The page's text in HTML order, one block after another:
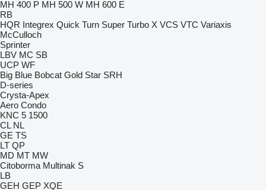
MH 400 P MH 500 W MH 600 E
RB
HQR Integrex Quick Turn Super Turbo X VCS VTC Variaxis
McCulloch
Sprinter
LBV MC SB
UCP WF
Big Blue Bobcat Gold Star SRH
D-series
Crysta-Apex
Aero Condo
KNC 5 1500
CL NL
GE TS
LT QP
MD MT MW
Citoborma Multinak S
LB
GEH GEP XQE